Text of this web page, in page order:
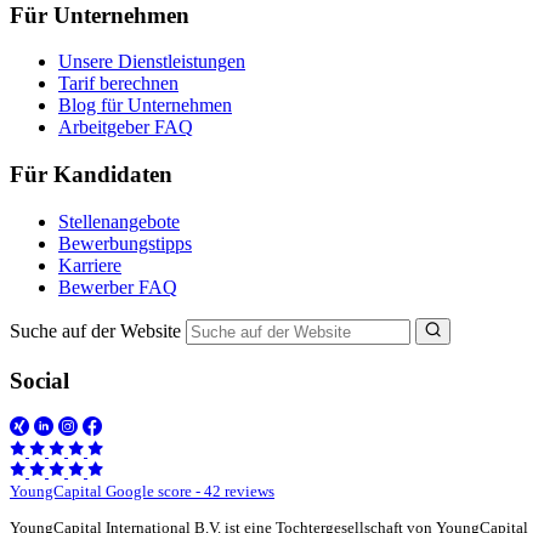
Für Unternehmen
Unsere Dienstleistungen
Tarif berechnen
Blog für Unternehmen
Arbeitgeber FAQ
Für Kandidaten
Stellenangebote
Bewerbungstipps
Karriere
Bewerber FAQ
Suche auf der Website
Social
YoungCapital Google score - 42 reviews
YoungCapital International B.V. ist eine Tochtergesellschaft von YoungCapital